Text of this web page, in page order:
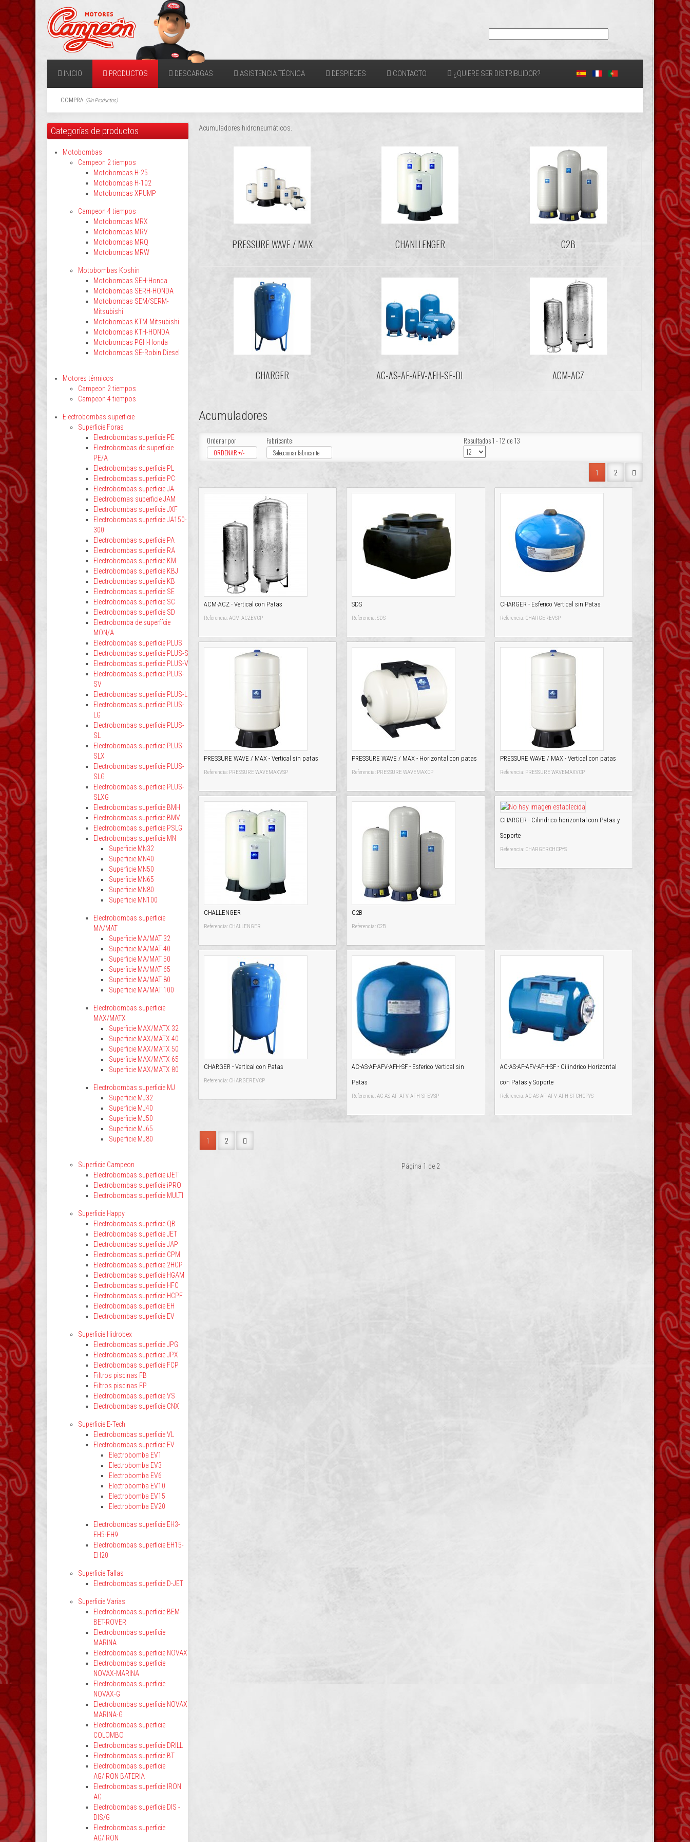
INICIO PRODUCTOS DESCARGAS ASISTENCIA TÉCNICA DESPIECES CONTACTO ¿QUIERE SER DISTRIBUIDOR?
COMPRA (Sin Productos)
Acumuladores hidroneumáticos.
PRESSURE WAVE / MAX CHANLLENGER C2B
CHARGER AC-AS-AF-AFV-AFH-SF-DL ACM-ACZ
Acumuladores
Ordenar por
ORDENAR +/-
Fabricante:
Seleccionar fabricante
Resultados 1 - 12 de 13
1 2
ACM-ACZ - Vertical con Patas
Referencia: ACM-ACZEVCP
SDS
Referencia: SDS
CHARGER - Esferico Vertical sin Patas
Referencia: CHARGEREVSP
PRESSURE WAVE / MAX - Vertical sin patas
Referencia: PRESSURE WAVEMAXVSP
PRESSURE WAVE / MAX - Horizontal con patas
Referencia: PRESSURE WAVEMAXCP
PRESSURE WAVE / MAX - Vertical con patas
Referencia: PRESSURE WAVEMAXVCP
CHALLENGER
Referencia: CHALLENGER
C2B
Referencia: C2B
CHARGER - Cilindrico horizontal con Patas y
Soporte
Referencia: CHARGERCHCPYS
CHARGER - Vertical con Patas
Referencia: CHARGEREVCP
AC-AS-AF-AFV-AFH-SF - Esferico Vertical sin
Patas
Referencia: AC-AS-AF-AFV-AFH-SFEVSP
AC-AS-AF-AFV-AFH-SF - Cilindrico Horizontal
con Patas y Soporte
Referencia: AC-AS-AF-AFV-AFH-SFCHCPYS
1 2
Página 1 de 2
Categorías de productos
Motobombas
Campeon 2 tiempos
Motobombas H-25
Motobombas H-102
Motobombas XPUMP
Campeon 4 tiempos
Motobombas MRX
Motobombas MRV
Motobombas MRQ
Motobombas MRW
Motobombas Koshin
Motobombas SEH-Honda
Motobombas SERH-HONDA
Motobombas SEM/SERM-
Mitsubishi
Motobombas KTM-Mitsubishi
Motobombas KTH-HONDA
Motobombas PGH-Honda
Motobombas SE-Robin Diesel
Motores térmicos
Campeon 2 tiempos
Campeon 4 tiempos
Electrobombas superficie
Superficie Foras
Electrobombas superficie PE
Electrobombas de superficie
PE/A
Electrobombas superficie PL
Electrobombas superficie PC
Electrobombas superficie JA
Electrobomas superficie JAM
Electrobombas superficie JXF
Electrobombas superficie JA150-
300
Electrobombas superficie PA
Electrobombas superficie RA
Electrobombas superficie KM
Electrobombas superficie KBJ
Electrobombas superficie KB
Electrobombas superficie SE
Electrobombas superficie SC
Electrobombas superficie SD
Electrobomba de superfície
MON/A
Electrobombas superficie PLUS
Electrobombas superficie PLUS-S
Electrobombas superficie PLUS-V
Electrobombas superficie PLUS-
SV
Electrobombas superficie PLUS-L
Electrobombas superficie PLUS-
LG
Electrobombas superficie PLUS-
SL
Electrobombas superficie PLUS-
SLX
Electrobombas superficie PLUS-
SLG
Electrobombas superficie PLUS-
SLXG
Electrobombas superficie BMH
Electrobombas superficie BMV
Electrobombas superficie PSLG
Electrobombas superficie MN
Superficie MN32
Superficie MN40
Superficie MN50
Superficie MN65
Superficie MN80
Superficie MN100
Electrobombas superficie
MA/MAT
Superficie MA/MAT 32
Superficie MA/MAT 40
Superficie MA/MAT 50
Superficie MA/MAT 65
Superficie MA/MAT 80
Superficie MA/MAT 100
Electrobombas superficie
MAX/MATX
Superficie MAX/MATX 32
Superficie MAX/MATX 40
Superficie MAX/MATX 50
Superficie MAX/MATX 65
Superficie MAX/MATX 80
Electrobombas superficie MJ
Superficie MJ32
Superficie MJ40
Superficie MJ50
Superficie MJ65
Superficie MJ80
Superficie Campeon
Electrobombas superficie iJET
Electrobombas superficie iPRO
Electrobombas superficie MULTI
Superficie Happy
Electrobombas superficie QB
Electrobombas superficie JET
Electrobombas superficie JAP
Electrobombas superficie CPM
Electrobombas superficie 2HCP
Electrobombas superficie HGAM
Electrobombas superficie HFC
Electrobombas superficie HCPF
Electrobombas superficie EH
Electrobombas superficie EV
Superficie Hidrobex
Electrobombas superficie JPG
Electrobombas superficie JPX
Electrobombas superficie FCP
Filtros piscinas FB
Filtros piscinas FP
Electrobombas superficie VS
Electrobombas superficie CNX
Superficie E-Tech
Electrobombas superficie VL
Electrobombas superficie EV
Electrobomba EV1
Electrobomba EV3
Electrobomba EV6
Electrobomba EV10
Electrobomba EV15
Electrobomba EV20
Electrobombas superficie EH3-
EH5-EH9
Electrobombas superficie EH15-
EH20
Superficie Tallas
Electrobombas superficie D-JET
Superficie Varias
Electrobombas superficie BEM-
BET-ROVER
Electrobombas superficie
MARINA
Electrobombas superficie NOVAX
Electrobombas superficie
NOVAX-MARINA
Electrobombas superficie
NOVAX-G
Electrobombas superficie NOVAX
MARINA-G
Electrobombas superficie
COLOMBO
Electrobombas superficie DRILL
Electrobombas superficie BT
Electrobombas superficie
AG/IRON BATERIA
Electrobombas superficie IRON
AG
Electrobombas superficie DIS -
DIS/G
Electrobombas superficie
AG/IRON